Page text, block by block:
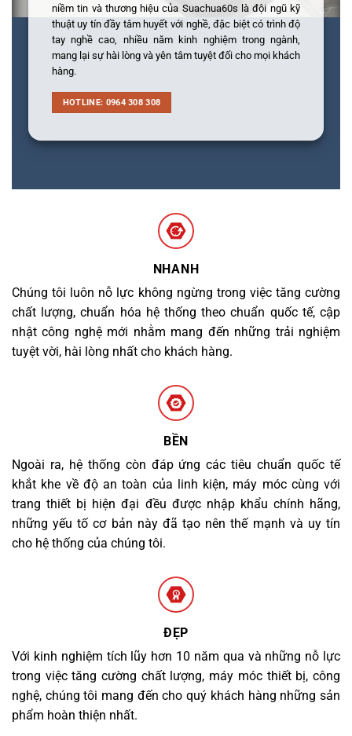
niềm tin và thương hiệu của Suachua60s là đội ngũ kỹ
thuật uy tín đầy tâm huyết với nghề, đặc biệt có trình độ
tay nghề cao, nhiều năm kinh nghiệm trong ngành,
mang lại sự hài lòng và yên tâm tuyệt đối cho mọi khách
hàng.
HOTLINE: 0964 308 308
NHANH
Chúng tôi luôn nỗ lực không ngừng trong việc tăng cường
chất lượng, chuẩn hóa hệ thống theo chuẩn quốc tế, cập
nhật công nghệ mới nhằm mang đến những trải nghiệm
tuyệt vời, hài lòng nhất cho khách hàng.
BỀN
Ngoài ra, hệ thống còn đáp ứng các tiêu chuẩn quốc tế
khắt khe về độ an toàn của linh kiện, máy móc cùng với
trang thiết bị hiện đại đều được nhập khẩu chính hãng,
những yếu tố cơ bản này đã tạo nên thế mạnh và uy tín
cho hệ thống của chúng tôi.
ĐẸP
Với kinh nghiệm tích lũy hơn 10 năm qua và những nỗ lực
trong việc tăng cường chất lượng, máy móc thiết bị, công
nghệ, chúng tôi mang đến cho quý khách hàng những sản
phẩm hoàn thiện nhất.